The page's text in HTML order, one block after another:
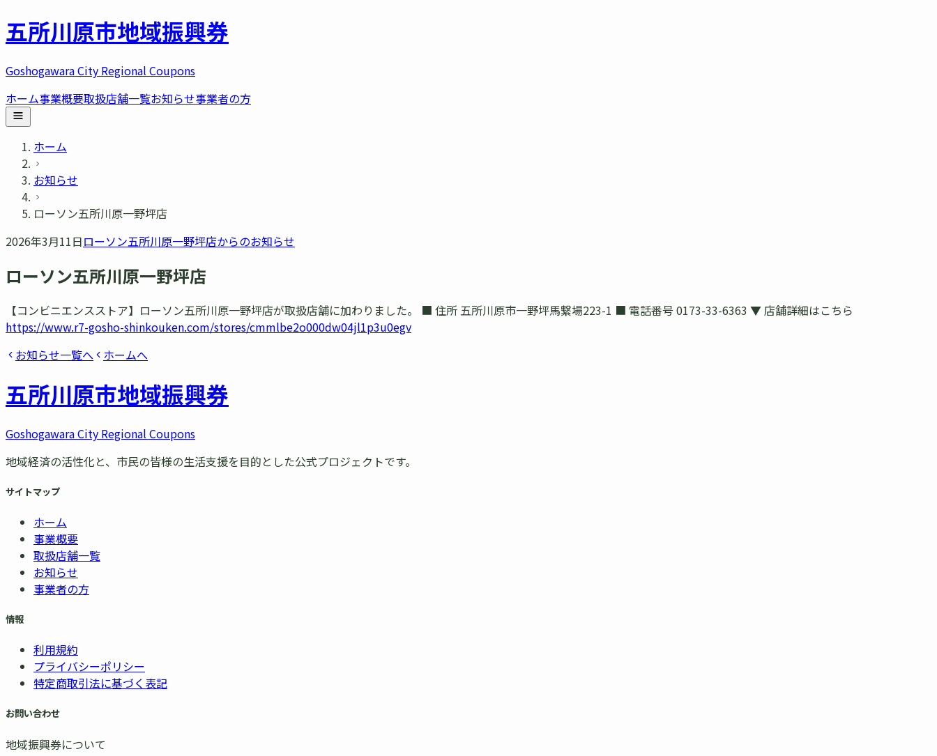
五所川原市地域振興券
Goshogawara City Regional Coupons
ホーム事業概要取扱店舗一覧お知らせ事業者の方
ホーム
お知らせ
ローソン五所川原一野坪店
2026年3月11日ローソン五所川原一野坪店からのお知らせ
ローソン五所川原一野坪店
【コンビニエンスストア】ローソン五所川原一野坪店が取扱店舗に加わりました。 ■ 住所 五所川原市一野坪馬繋場223-1 ■ 電話番号 0173-33-6363 ▼ 店舗詳細はこちら
https://www.r7-gosho-shinkouken.com/stores/cmmlbe2o000dw04jl1p3u0egv
お知らせ一覧へ
ホームへ
五所川原市地域振興券
Goshogawara City Regional Coupons
地域経済の活性化と、市民の皆様の生活支援を目的とした公式プロジェクトです。
サイトマップ
ホーム
事業概要
取扱店舗一覧
お知らせ
事業者の方
情報
利用規約
プライバシーポリシー
特定商取引法に基づく表記
お問い合わせ
地域振興券について